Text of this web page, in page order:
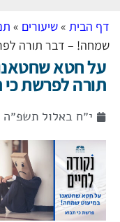
דף הבית» שיעורים» תנך
שמחה! – דבר תורה
על חטא
תורה לפרשת כי
י״ח באלול תשפ״ה